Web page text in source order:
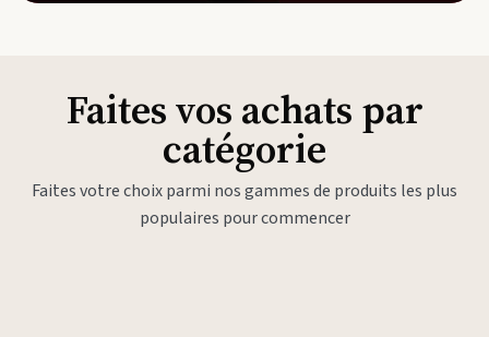
Faites vos achats par
catégorie
Faites votre choix parmi nos gammes de produits les plus
populaires pour commencer